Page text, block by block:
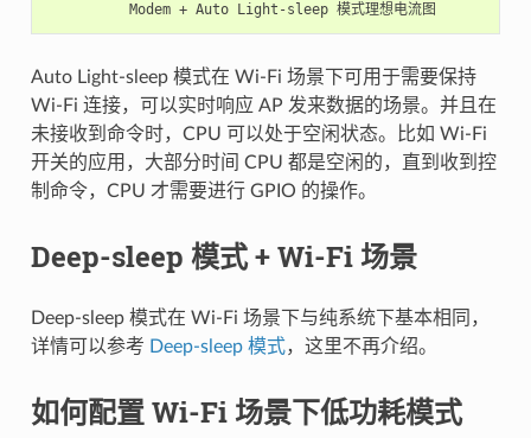
Auto Light-sleep 模式在 Wi-Fi 场景下可用于需要保持
Wi-Fi 连接，可以实时响应 AP 发来数据的场景。并且在
未接收到命令时，CPU 可以处于空闲状态。比如 Wi-Fi
开关的应用，大部分时间 CPU 都是空闲的，直到收到控
制命令，CPU 才需要进行 GPIO 的操作。
Deep-sleep 模式 + Wi-Fi 场景
Deep-sleep 模式在 Wi-Fi 场景下与纯系统下基本相同，
详情可以参考 Deep-sleep 模式，这里不再介绍。
如何配置 Wi-Fi 场景下低功耗模式